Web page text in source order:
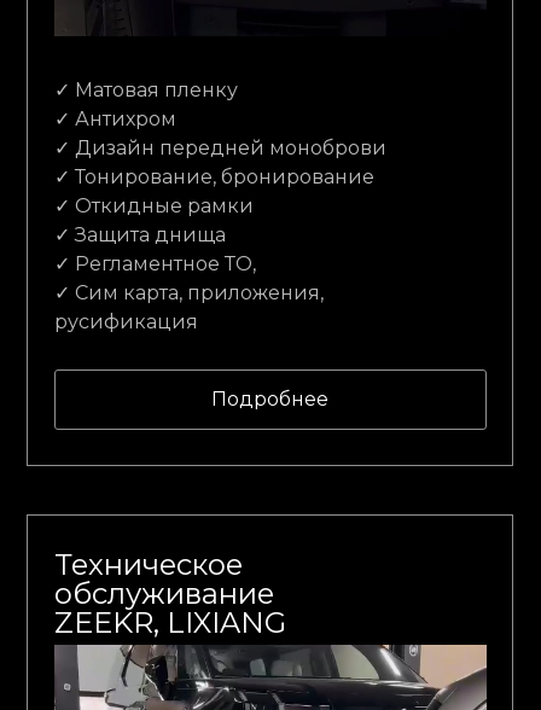
✓ Матовая пленку
✓ Антихром
✓ Дизайн передней моноброви
✓ Тонирование, бронирование
✓ Откидные рамки
✓ Защита днища
✓ Регламентное ТО,
✓ Сим карта, приложения,
русификация
Техническое
обслуживание
ZEEKR, LIXIANG
Подробнее